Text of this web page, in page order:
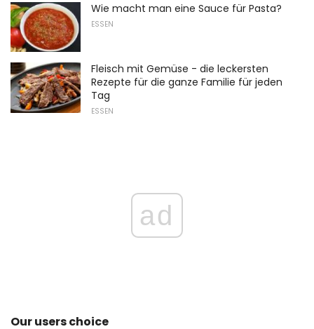
Wie macht man eine Sauce für Pasta?
ESSEN
Fleisch mit Gemüse - die leckersten
Rezepte für die ganze Familie für jeden
Tag
ESSEN
ad
Our users choice